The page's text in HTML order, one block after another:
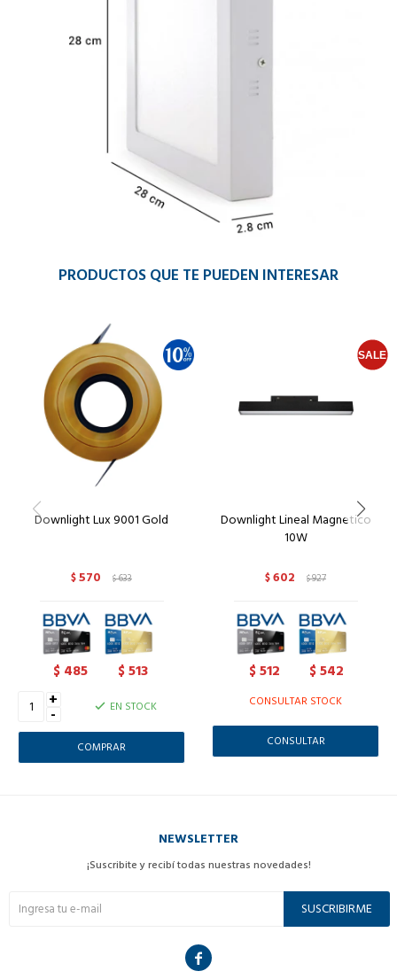
PRODUCTOS QUE TE PUEDEN INTERESAR
Downlight Lux 9001 Gold
$570 $633
$ 485 $513
+
- EN STOCK
Downlight Lineal Magnetico
10W
$602 $927
$512 $542
CONSULTAR STOCK
CONSULTAR
NEWSLETTER
¡Suscribite y recibí todas nuestras novedades!
SUSCRIBIRME
